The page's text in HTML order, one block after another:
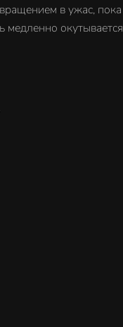
в ужас, пока
медленно окутывается